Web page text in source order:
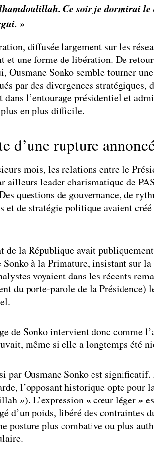
Ce soir je dormirai
»
diffusée largement sur les
et une forme de libération. De
Ousmane Sonko semble tourner
par des divergences stratégiques,
dans l’entourage présidentiel et
plus en plus difficile.
d’une rupture
mois, les relations entre le
ailleurs leader charismatique de
questions de gouvernance, de
et de stratégie politique avaient
de la République avait
à la Primature, insistant sur
voyaient dans les récents
du porte-parole de la Présidence)
de Sonko intervient donc comme
même si elle a longtemps été
par Ousmane Sonko est
l’opposant historique opte
»). L’expression«cœur léger»
d’un poids, libéré des contraintes
posture plus combative ou plus